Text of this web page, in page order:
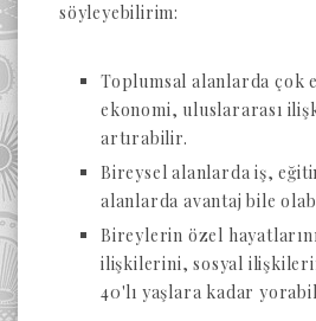
söyleyebilirim:
Toplumsal alanlarda çok
ekonomi, uluslararası
artırabilir.
Bireysel alanlarda iş,
alanlarda avantaj bile
Bireylerin özel
ilişkilerini, sosyal
40'lı yaşlara kadar